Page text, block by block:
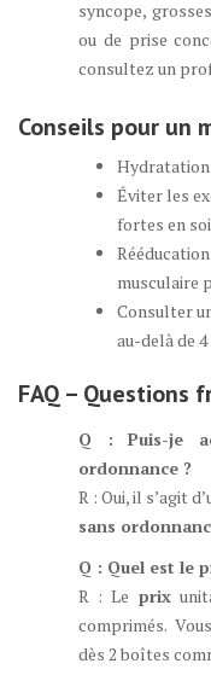
syncope,
ou de prise
consultez un
Conseils pour un
Hydratation
Éviter les
fortes en
musculaire
Consulter
au-delà de
FAQ – Questions
Q : Puis-je
ordonnance ?
R : Oui, il s’agit
sans
Q : Quel est le
R : Le prix
comprimés.
dès 2 boîtes